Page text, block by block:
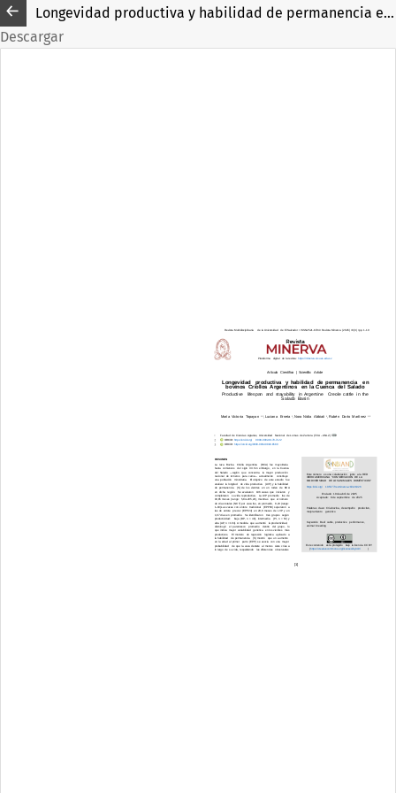
Longevidad productiva y habilidad de permanencia en bovinos Criollos Argentinos en la Cuenca del Salado
Descargar